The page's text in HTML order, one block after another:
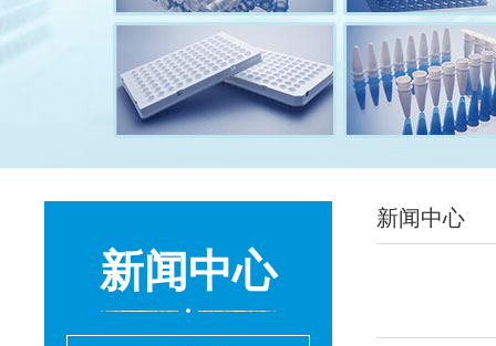
新闻中心
新闻中心